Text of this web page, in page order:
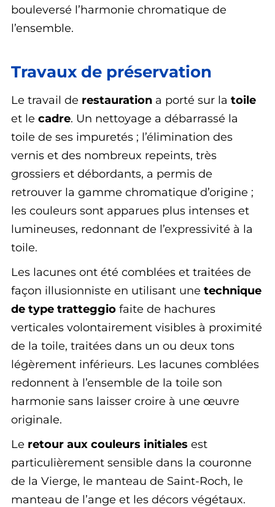
bouleversé l’harmonie chromatique de
l’ensemble.
Travaux de préservation
Le travail de restauration a porté sur la toile
et le cadre. Un nettoyage a débarrassé la
toile de ses impuretés ; l’élimination des
vernis et des nombreux repeints, très
grossiers et débordants, a permis de
retrouver la gamme chromatique d’origine ;
les couleurs sont apparues plus intenses et
lumineuses, redonnant de l’expressivité à la
toile.
Les lacunes ont été comblées et traitées de
façon illusionniste en utilisant une technique
de type tratteggio faite de hachures
verticales volontairement visibles à proximité
de la toile, traitées dans un ou deux tons
légèrement inférieurs. Les lacunes comblées
redonnent à l’ensemble de la toile son
harmonie sans laisser croire à une œuvre
originale.
Le retour aux couleurs initiales est
particulièrement sensible dans la couronne
de la Vierge, le manteau de Saint-Roch, le
manteau de l’ange et les décors végétaux.